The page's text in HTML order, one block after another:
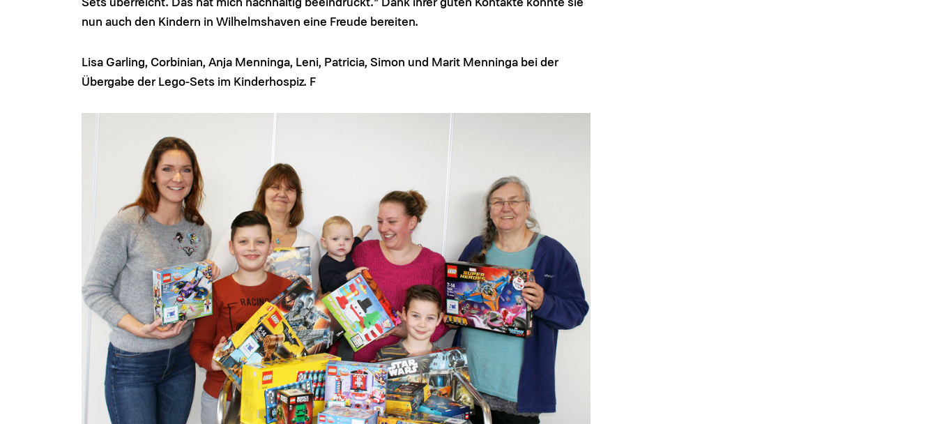
Sets überreicht. Das hat mich nachhaltig beeindruckt." Dank ihrer guten Kontakte konnte sie
nun auch den Kindern in Wilhelmshaven eine Freude bereiten.
Lisa Garling, Corbinian, Anja Menninga, Leni, Patricia, Simon und Marit Menninga bei der
Übergabe der Lego-Sets im Kinderhospiz. F